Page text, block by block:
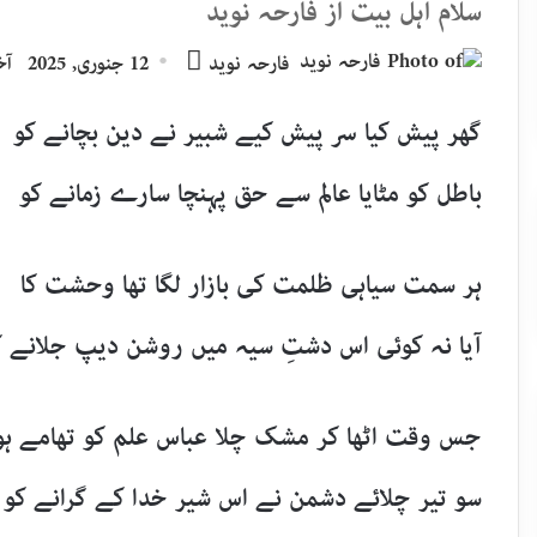
سلام اہل بیت از فارحہ نوید
فارحہ نوید
Send
email
12 جنوری, 2025
گھر پیش کیا سر پیش کیے شبیر نے دین بچانے کو
باطل کو مٹایا عالم سے حق پہنچا سارے زمانے کو
ہر سمت سیاہی ظلمت کی بازار لگا تھا وحشت کا
آیا نہ کوئی اس دشتِ سیہ میں روشن دیپ جلانے
جس وقت اٹھا کر مشک چلا عباس علم کو تھامے
سو تیر چلائے دشمن نے اس شیر خدا کے گرانے کو